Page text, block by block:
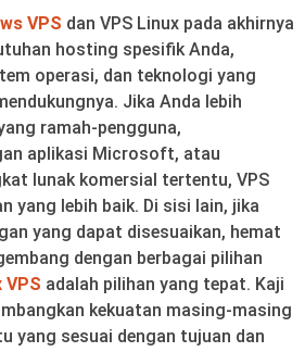
VPS dan VPS Linux pada akhirnya
hosting spesifik Anda,
operasi, dan teknologi yang
Jika Anda lebih
ramah-pengguna,
aplikasi Microsoft, atau
lunak komersial tertentu, VPS
yang lebih baik. Di sisi lain, jika
yang dapat disesuaikan, hemat
dengan berbagai pilihan
VPS adalah pilihan yang tepat. Kaji
kekuatan masing-masing
yang sesuai dengan tujuan dan